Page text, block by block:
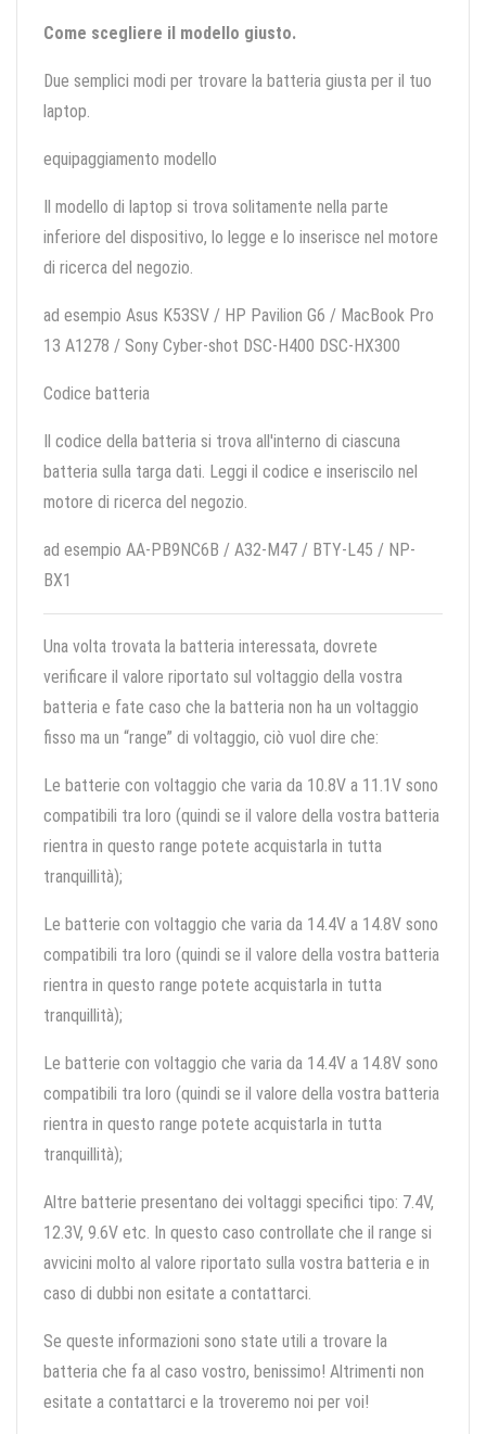
Come scegliere il modello giusto.
Due semplici modi per trovare la batteria giusta per il tuo
laptop.
equipaggiamento modello
Il modello di laptop si trova solitamente nella parte
inferiore del dispositivo, lo legge e lo inserisce nel motore
di ricerca del negozio.
ad esempio Asus K53SV / HP Pavilion G6 / MacBook Pro
13 A1278 / Sony Cyber-shot DSC-H400 DSC-HX300
Codice batteria
Il codice della batteria si trova all'interno di ciascuna
batteria sulla targa dati. Leggi il codice e inseriscilo nel
motore di ricerca del negozio.
ad esempio AA-PB9NC6B / A32-M47 / BTY-L45 / NP-
BX1
Una volta trovata la batteria interessata, dovrete
verificare il valore riportato sul voltaggio della vostra
batteria e fate caso che la batteria non ha un voltaggio
fisso ma un “range” di voltaggio, ciò vuol dire che:
Le batterie con voltaggio che varia da 10.8V a 11.1V sono
compatibili tra loro (quindi se il valore della vostra batteria
rientra in questo range potete acquistarla in tutta
tranquillità);
Le batterie con voltaggio che varia da 14.4V a 14.8V sono
compatibili tra loro (quindi se il valore della vostra batteria
rientra in questo range potete acquistarla in tutta
tranquillità);
Le batterie con voltaggio che varia da 14.4V a 14.8V sono
compatibili tra loro (quindi se il valore della vostra batteria
rientra in questo range potete acquistarla in tutta
tranquillità);
Altre batterie presentano dei voltaggi specifici tipo: 7.4V,
12.3V, 9.6V etc. In questo caso controllate che il range si
avvicini molto al valore riportato sulla vostra batteria e in
caso di dubbi non esitate a contattarci.
Se queste informazioni sono state utili a trovare la
batteria che fa al caso vostro, benissimo! Altrimenti non
esitate a contattarci e la troveremo noi per voi!